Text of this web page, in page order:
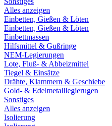
Alles anzeigen
Einbetten, Gießen & Löten
Einbetten, Gießen & Löten
Einbettmassen
Hilfsmittel & Gußringe
NEM-Legierungen
Lote, Fluß- & Abbeizmittel
Tiegel & Einsätze
Drähte, Klammern & Geschiebe
Gold- & Edelmetalllegierugen
Sonstiges
Alles anzeigen
Isolierung